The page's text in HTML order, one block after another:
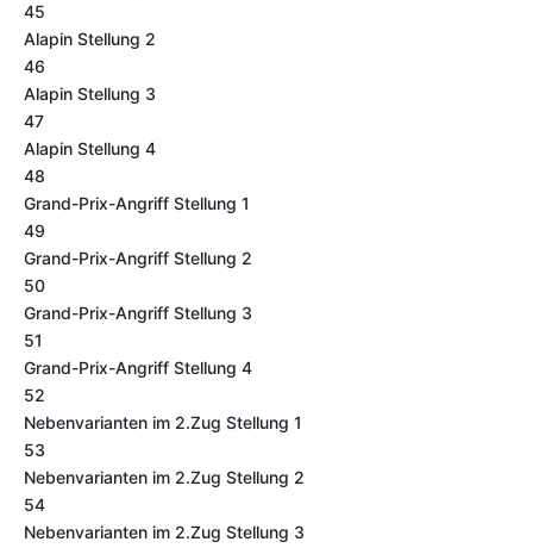
45
Alapin Stellung 2
46
Alapin Stellung 3
47
Alapin Stellung 4
48
Grand-Prix-Angriff Stellung 1
49
Grand-Prix-Angriff Stellung 2
50
Grand-Prix-Angriff Stellung 3
51
Grand-Prix-Angriff Stellung 4
52
Nebenvarianten im 2.Zug Stellung 1
53
Nebenvarianten im 2.Zug Stellung 2
54
Nebenvarianten im 2.Zug Stellung 3